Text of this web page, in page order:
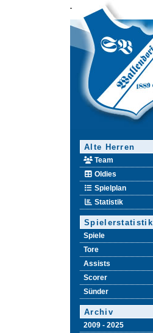
Alte Herren
Team
Oldies
Spielplan
Statistik
Spielerstatistik
Spiele
Tore
Assists
Scorer
Sünder
Archiv
2009 - 2025